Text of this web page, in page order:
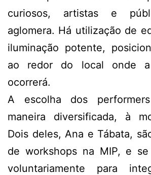
curiosos, artistas e
aglomera. Há utilização de
iluminação potente,
ao redor do local onde a
ocorrerá.
A escolha dos
maneira diversificada, à
Dois deles, Ana e Tábata,
de workshops na MIP, e se
voluntariamente para